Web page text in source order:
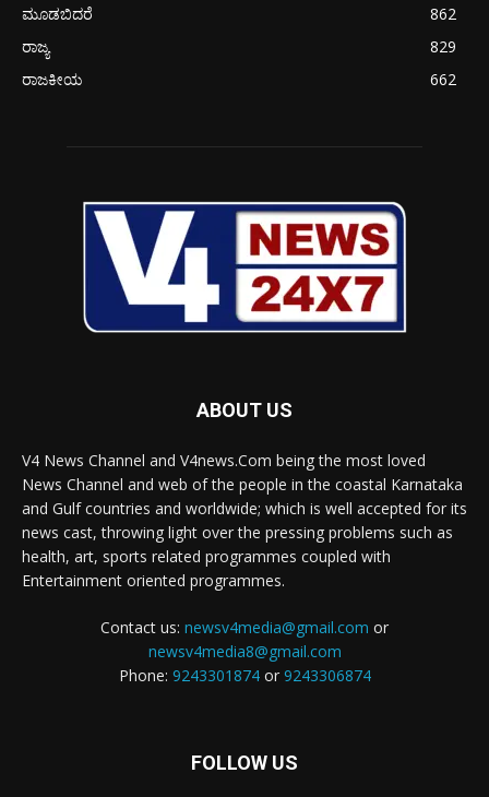
ಮೂಡಬಿದರೆ
862
ರಾಜ್ಯ
829
ರಾಜಕೀಯ
662
ABOUT US
V4 News Channel and V4news.Com being the most loved
News Channel and web of the people in the coastal Karnataka
and Gulf countries and worldwide; which is well accepted for its
news cast, throwing light over the pressing problems such as
health, art, sports related programmes coupled with
Entertainment oriented programmes.
Contact us: newsv4media@gmail.com or
newsv4media8@gmail.com
Phone: 9243301874or 9243306874
FOLLOW US